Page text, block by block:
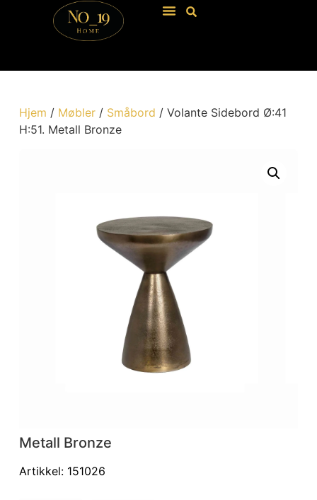
Hjem / Møbler/ Småbord / Volante Sidebord Ø:41
H:51. Metall Bronze
Metall Bronze
Artikkel: 151026